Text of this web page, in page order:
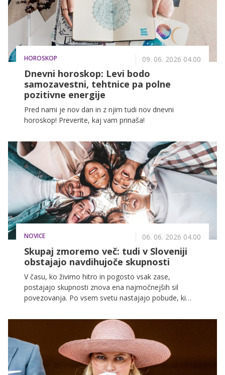
HOROSKOP 09. 06. 2026 04.00
Dnevni horoskop: Levi bodo
samozavestni, tehtnice pa polne
pozitivne energije
Pred nami je nov dan in z njim tudi nov dnevni
horoskop! Preverite, kaj vam prinaša!
NOVICE 06. 06. 2026 04.00
Skupaj zmoremo več: tudi v Sloveniji
obstajajo navdihujoče skupnosti
V času, ko živimo hitro in pogosto vsak zase,
postajajo skupnosti znova ena najmočnejših sil
povezovanja. Po vsem svetu nastajajo pobude, ki
trajnostno in podporno okolje - tudi pri nas.